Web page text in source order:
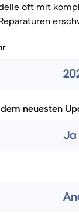
oft mit
neuesten
Ja